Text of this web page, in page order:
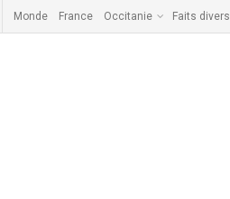
Monde France Occitanie Faits divers